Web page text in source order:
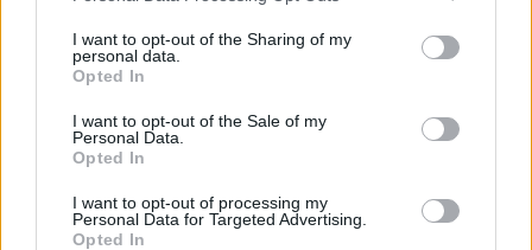
I want to opt-out of the Sharing of my
personal data.
Opted In
I want to opt-out of the Sale of my
Personal Data.
Opted In
I want to opt-out of processing my
Personal Data for Targeted Advertising.
Opted In
North Macedonia’s
Constitutional Court
First Time
në Jekaterinburg, mbi 2